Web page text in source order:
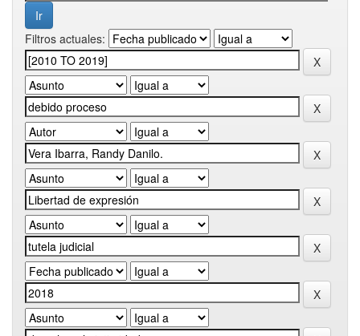
Filtros actuales: